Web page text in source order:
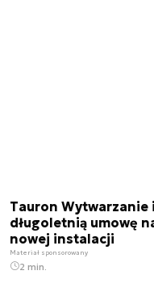
Tauron Wytwarzanie
długoletnią umowę
nowej instalacji
Materiał sponsorowany
2 min.